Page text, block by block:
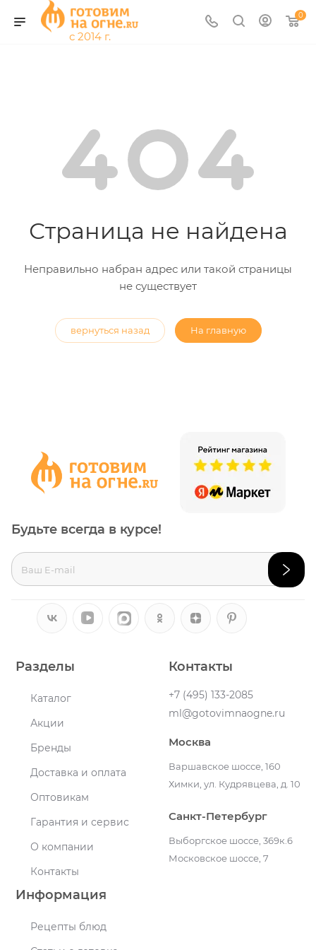
0
Страница не найдена
Неправильно набран адрес или такой страницы
не существует
вернуться назад На главную
Разделы
Каталог
Акции
Бренды
Доставка и оплата
Оптовикам
Гарантия и сервис
О компании
Контакты
Информация
Рецепты блюд
Контакты
+7 (495) 133-2085
ml@gotovimnaogne.ru
Москва
Варшавское шоссе, 160
Химки, ул. Кудрявцева, д. 10
Санкт-Петербург
Выборгское шоссе, 369к.6
Московское шоссе, 7
Будьте всегда в курсе!